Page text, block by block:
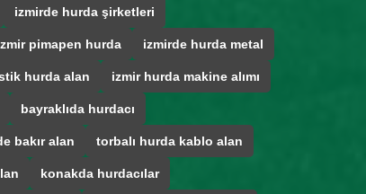
izmirde hurda şirketleri
pimapen hurda izmirde hurda metal
hurda alan izmir hurda makine alımı
bayraklıda hurdacı
bakır alan torbalı hurda kablo alan
konakda hurdacılar